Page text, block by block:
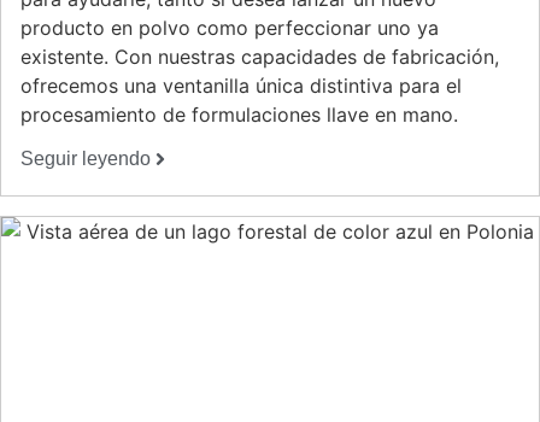
producto en polvo como perfeccionar uno ya
existente. Con nuestras capacidades de fabricación,
ofrecemos una ventanilla única distintiva para el
procesamiento de formulaciones llave en mano.
Seguir leyendo